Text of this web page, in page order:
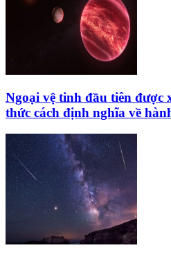
Ngoại vệ tinh đầu tiên được
thức cách định nghĩa về